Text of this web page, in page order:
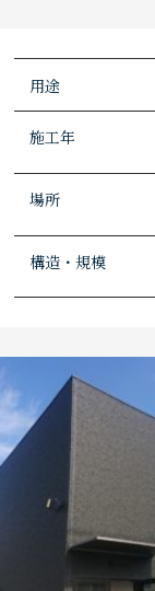
用途
施工年
場所
構造・規模